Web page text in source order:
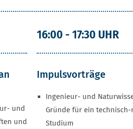
und
und
16:00 - 17:30 UHR
Impulsvorträge
Ingenieur- und
Gründe für ein
Studium